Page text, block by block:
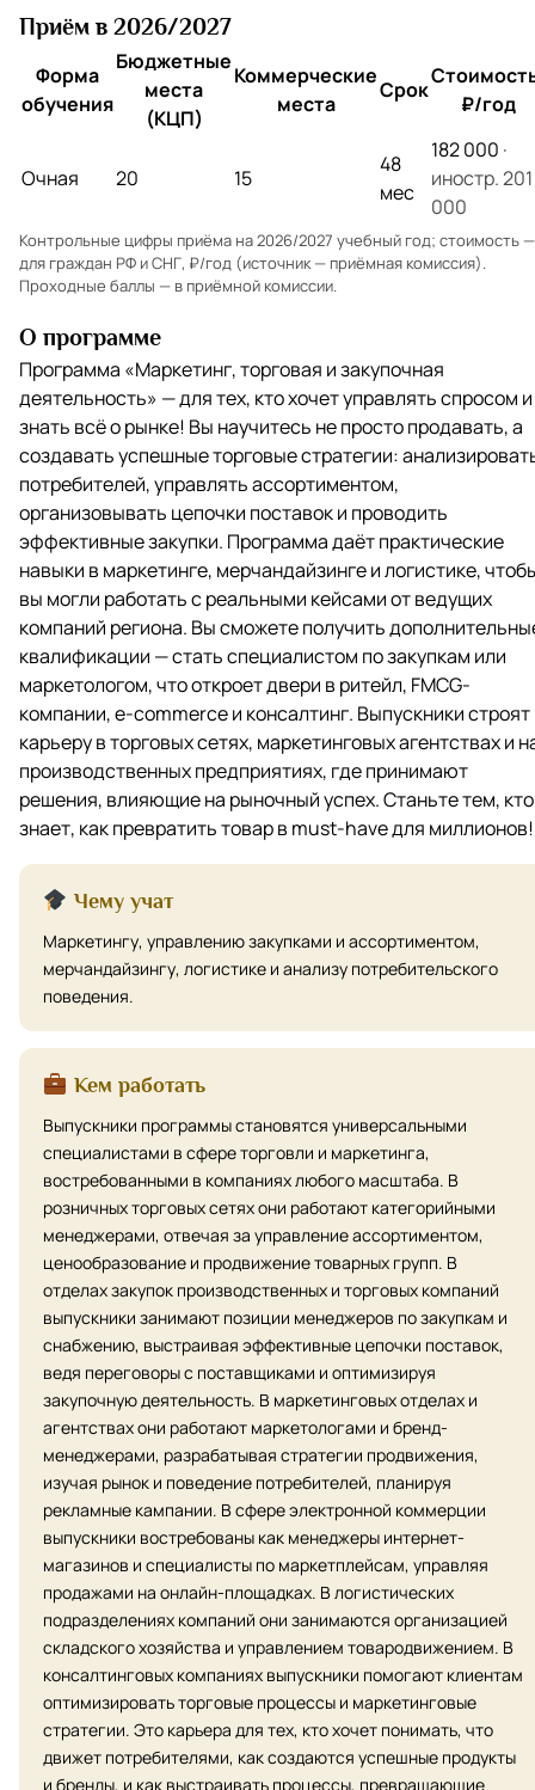
Приём в 2026/2027
Форма
обучения
Бюджетные
места
(КЦП)
Коммерческие
места
Срок
₽/год
Очная 20 15
48
мес
182 000 ·
иностр. 201
000
Контрольные цифры приёма на 2026/2027 учебный год; стоимость —
для граждан РФ и СНГ, ₽/год (источник — приёмная комиссия).
Проходные баллы — в приёмной комиссии.
О программе
Программа «Маркетинг, торговая и закупочная
деятельность» — для тех, кто хочет управлять спросом и
знать всё о рынке! Вы научитесь не просто продавать, а
создавать успешные торговые стратегии:
потребителей, управлять ассортиментом,
организовывать цепочки поставок и проводить
эффективные закупки. Программа даёт практические
навыки в маркетинге, мерчандайзинге и логистике,
вы могли работать с реальными кейсами от ведущих
компаний региона. Вы сможете получить
квалификации — стать специалистом по закупкам или
маркетологом, что откроет двери в ритейл, FMCG-
компании, e-commerce и консалтинг. Выпускники строят
карьеру в торговых сетях, маркетинговых агентствах и
производственных предприятиях, где принимают
решения, влияющие на рыночный успех. Станьте тем, кто
знает, как превратить товар в must-have для миллионов!
Чему учат
Маркетингу, управлению закупками и ассортиментом,
мерчандайзингу, логистике и анализу потребительского
поведения.
Кем работать
Выпускники программы становятся универсальными
специалистами в сфере торговли и маркетинга,
востребованными в компаниях любого масштаба. В
розничных торговых сетях они работают категорийными
менеджерами, отвечая за управление ассортиментом,
ценообразование и продвижение товарных групп. В
отделах закупок производственных и торговых компаний
выпускники занимают позиции менеджеров по закупкам и
снабжению, выстраивая эффективные цепочки поставок,
ведя переговоры с поставщиками и оптимизируя
закупочную деятельность. В маркетинговых отделах и
агентствах они работают маркетологами и бренд-
менеджерами, разрабатывая стратегии продвижения,
изучая рынок и поведение потребителей, планируя
рекламные кампании. В сфере электронной коммерции
выпускники востребованы как менеджеры интернет-
магазинов и специалисты по маркетплейсам, управляя
продажами на онлайн-площадках. В логистических
подразделениях компаний они занимаются организацией
складского хозяйства и управлением товародвижением. В
консалтинговых компаниях выпускники помогают клиентам
оптимизировать торговые процессы и маркетинговые
стратегии. Это карьера для тех, кто хочет понимать, что
движет потребителями, как создаются успешные продукты
и бренды, и как выстраивать процессы, превращающие